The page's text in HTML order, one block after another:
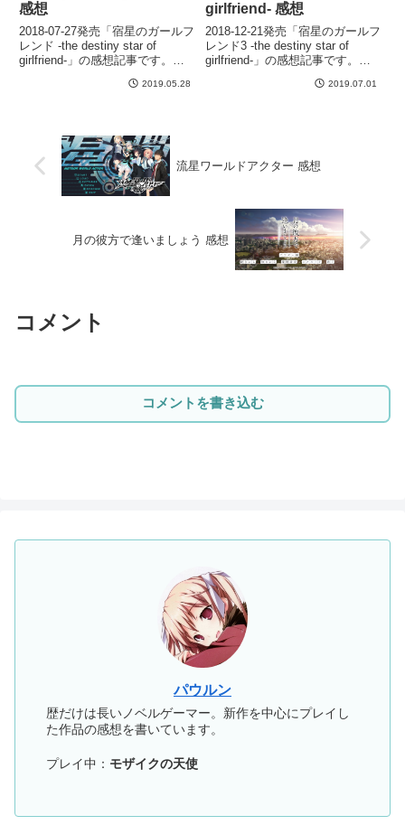
感想
2018-07-27発売「宿星のガールフ
レンド -the destiny star of
girlfriend-」の感想記事です。※
2019.05.28
girlfriend- 感想
2018-12-21発売「宿星のガールフ
レンド3 -the destiny star of
girlfriend-」の感想記事です。※
2019.07.01
流星ワールドアクター 感想
月の彼方で逢いましょう 感想
コメント
コメントを書き込む
パウルン
歴だけは長いノベルゲーマー。新作を中心にプレイし
た作品の感想を書いています。
プレイ中： モザイクの天使